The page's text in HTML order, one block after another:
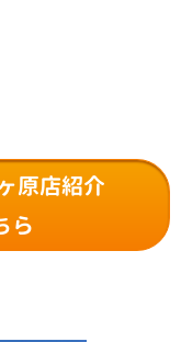
原店紹介
ら